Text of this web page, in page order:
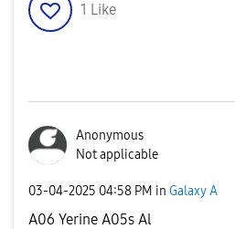
1 Like
Anonymous
Not applicable
‎03-04-2025 04:58 PM in Galaxy A
A06 Yerine A05s Al